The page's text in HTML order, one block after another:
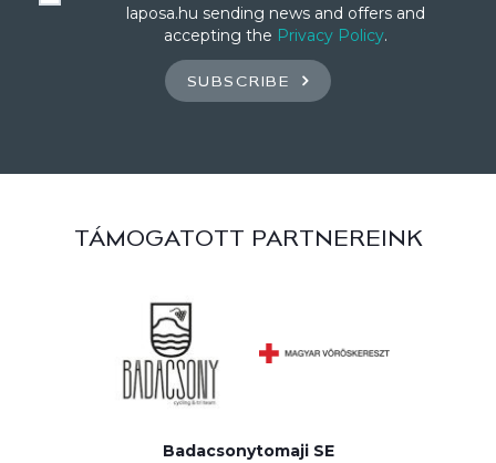
laposa.hu sending news and offers and
accepting the Privacy Policy.
SUBSCRIBE
TÁMOGATOTT PARTNEREINK
Badacsonytomaji SE